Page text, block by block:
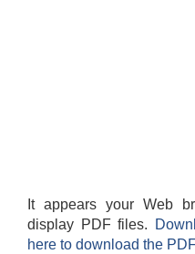
It appears your Web
display PDF files.
here to download the